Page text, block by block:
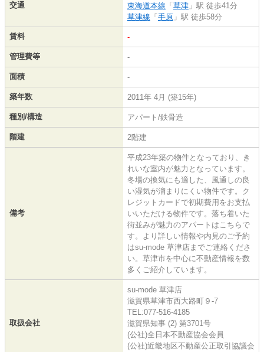
交通
東海道本線 「 草津 」駅 徒歩41分
草津線 「 手原 」駅 徒歩58分
賃料 -
管理費等 -
面積 -
築年数 2011年 4月 (築15年)
種別/構造 アパート/鉄骨造
階建 2階建
備考
平成23年築の物件となっており、き
れいな室内が魅力となっています。
冬場の換気にも適した、風通しの良
い湿気が溜まりにくい物件です。ク
レジットカードで初期費用をお支払
いいただける物件です。落ち着いた
街並みが魅力のアパートはこちらで
す。より詳しい情報や内見のご予約
はsu-mode 草津店までご連絡くださ
い。草津市を中心に不動産情報を数
多くご紹介しています。
取扱会社
su-mode 草津店
滋賀県草津市西大路町９-7
TEL:077-516-4185
滋賀県知事 (2) 第3701号
(公社)全日本不動産協会会員
(公社)近畿地区不動産公正取引協議会